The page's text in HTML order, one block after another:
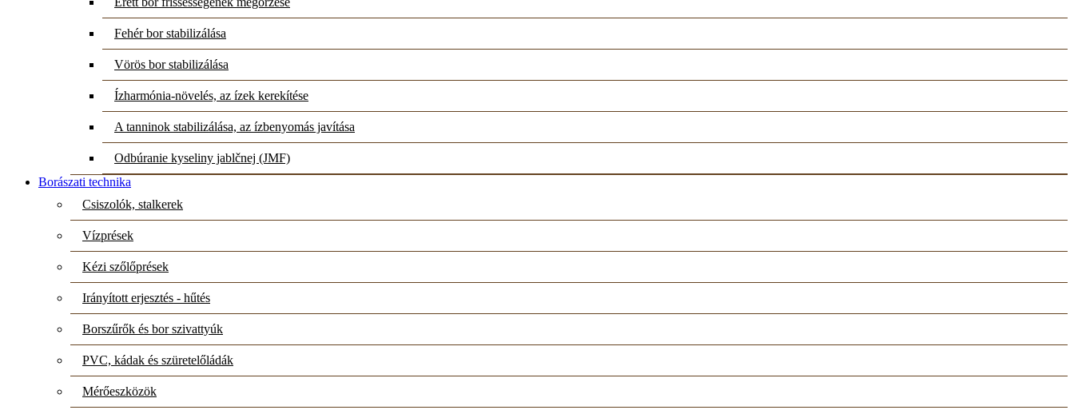
Fehér bor stabilizálása
Vörös bor stabilizálása
Ízharmónia-növelés, az ízek kerekítése
A tanninok stabilizálása, az ízbenyomás javítása
Odbúranie kyseliny jablčnej (JMF)
Borászati technika
Csiszolók, stalkerek
Vízprések
Kézi szőlőprések
Irányított erjesztés - hűtés
Borszűrők és bor szivattyúk
PVC, kádak és szüretelőládák
Mérőeszközök